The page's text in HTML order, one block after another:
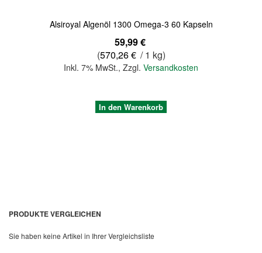
Alsiroyal Algenöl 1300 Omega-3 60 Kapseln
59,99 €
(570,26 € / 1 kg)
Inkl. 7% MwSt., Zzgl. Versandkosten
In den Warenkorb
PRODUKTE VERGLEICHEN
Sie haben keine Artikel in Ihrer Vergleichsliste